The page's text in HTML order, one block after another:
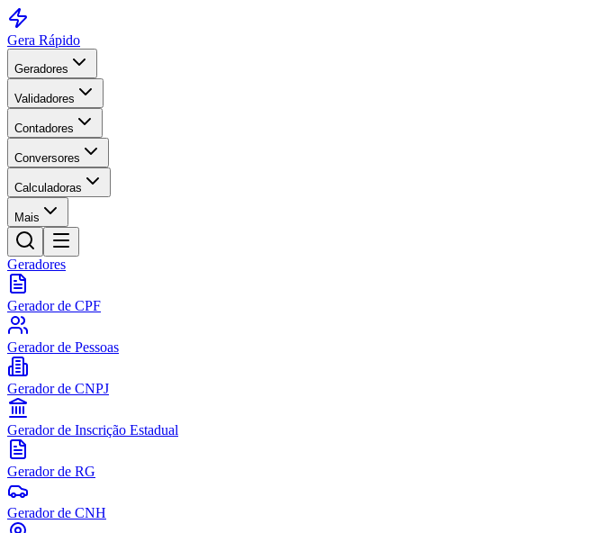
Gera Rápido
Geradores
Validadores
Contadores
Conversores
Calculadoras
Mais
Geradores
Gerador de CPF
Gerador de Pessoas
Gerador de CNPJ
Gerador de Inscrição Estadual
Gerador de RG
Gerador de CNH